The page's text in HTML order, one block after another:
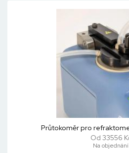
Průtokoměr pro
Od 33556
Na objednání